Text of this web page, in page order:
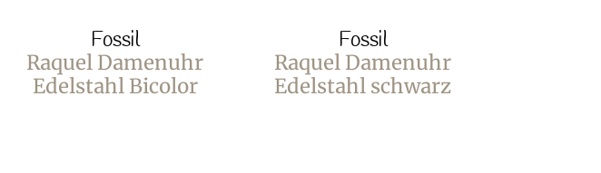
Fossil
Raquel Damenuhr
Edelstahl Bicolor
Fossil
Raquel Damenuhr
Edelstahl schwarz